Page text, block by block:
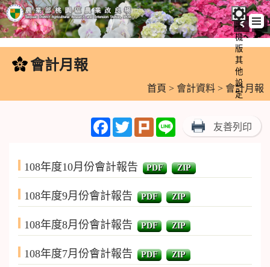
跳
內
手
機
版
其
他
設
定
會計月報
首頁 > 會計資料 > 會計月報
FacebookTwitterPlurk Line 友善列印
108年度10月份會計報告 PDF ZIP
108年度9月份會計報告 PDF ZIP
108年度8月份會計報告 PDF ZIP
108年度7月份會計報告 PDF ZIP